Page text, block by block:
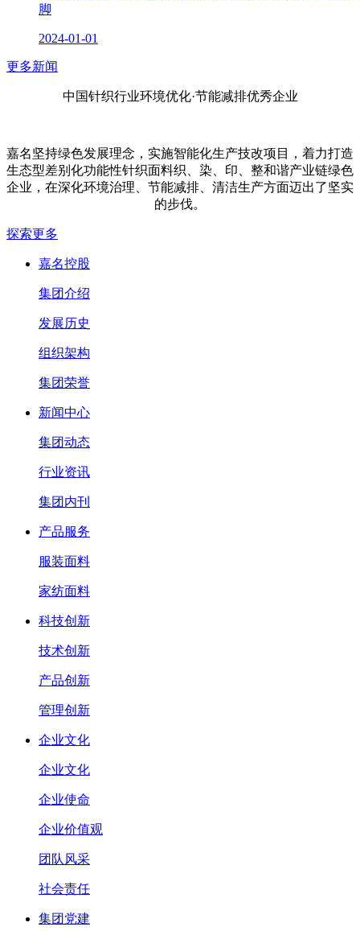
脚
2024-01-01
更多新闻
中国针织行业环境优化·节能减排优秀企业
嘉名坚持绿色发展理念，实施智能化生产技改项目，着力打造
生态型差别化功能性针织面料织、染、印、整和谐产业链绿色
企业，在深化环境治理、节能减排、清洁生产方面迈出了坚实
的步伐。
探索更多
嘉名控股
集团介绍
发展历史
组织架构
集团荣誉
新闻中心
集团动态
行业资讯
集团内刊
产品服务
服装面料
家纺面料
科技创新
技术创新
产品创新
管理创新
企业文化
企业文化
企业使命
企业价值观
团队风采
社会责任
集团党建